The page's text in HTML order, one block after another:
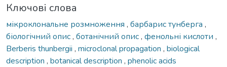
Ключові слова
мікроклональне розмноження , барбарис тунберга ,
біологічний опис, ботанічний опис, фенольні кислоти ,
Berberis thunbergii , microclonal propagation , biological
description , botanical description , phenolic acids